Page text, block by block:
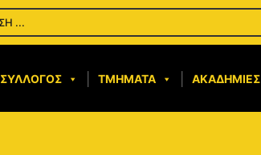
ΣΎΛΛΟΓΟΣ ΤΜΉΜΑΤΑ ΑΚΑΔΗΜΊΕΣ